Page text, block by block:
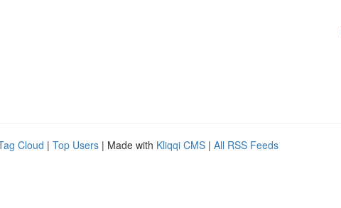
Cloud | Top Users | Made with Kliqqi CMS | All RSS Feeds